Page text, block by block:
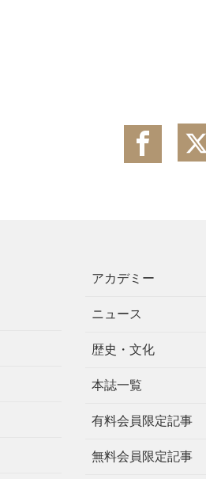
アカデミー
ニュース
歴史・文化
本誌一覧
有料会員限定記事
無料会員限定記事